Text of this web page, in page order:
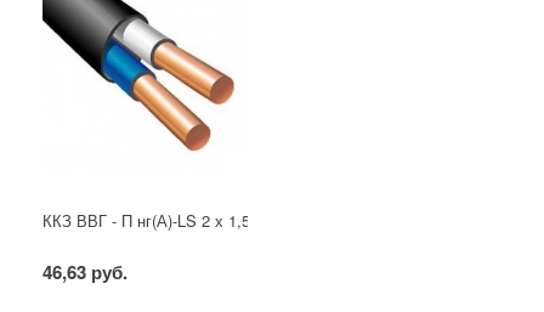
ККЗ ВВГ - П нг(А)-LS 2 х 1,5 ГОСТ
46,63 руб.